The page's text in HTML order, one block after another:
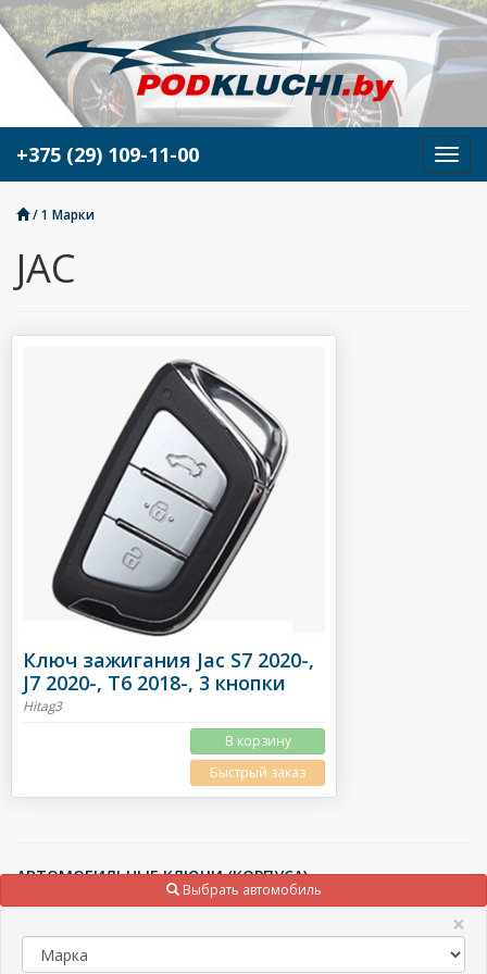
М
е
+375 (29) 109-11-00
/1 Марки
JAC
Ключ зажигания Jac S7 2020-,
J7 2020-, T6 2018-, 3 кнопки
Hitag3
В корзину
Быстрый заказ
АВТОМОБИЛЬНЫЕ КЛЮЧИ (КОРПУСА)
АВТОМОБИЛЬНЫЕ ЧИП КЛЮЧИ
ТРАНСПОНДЕРЫ (ЧИПЫ), МИКРОСХЕМЫ
Выбрать автомобиль
×